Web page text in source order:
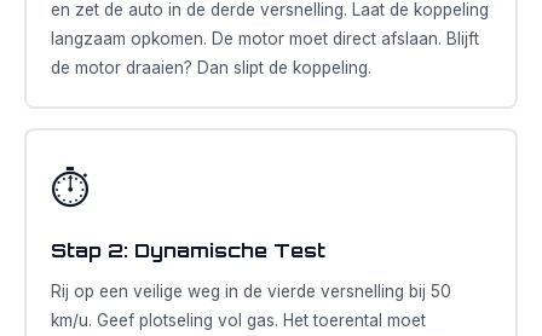
en zet de auto in de derde versnelling. Laat de koppeling
langzaam opkomen. De motor moet direct afslaan. Blijft
de motor draaien? Dan slipt de koppeling.
⏱️
Stap 2: Dynamische Test
Rij op een veilige weg in de vierde versnelling bij 50
km/u. Geef plotseling vol gas. Het toerental moet